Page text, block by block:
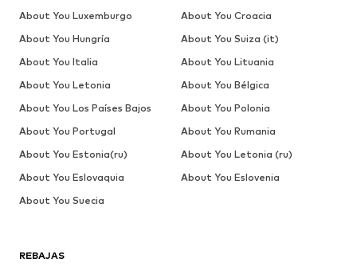
REBAJAS
About You Luxemburgo
About You Croacia
About You Hungría
About You Suiza (it)
About You Italia
About You Lituania
About You Letonia
About You Bélgica
About You Los Países Bajos
About You Polonia
About You Portugal
About You Rumania
About You Estonia(ru)
About You Letonia (ru)
About You Eslovaquia
About You Eslovenia
About You Suecia